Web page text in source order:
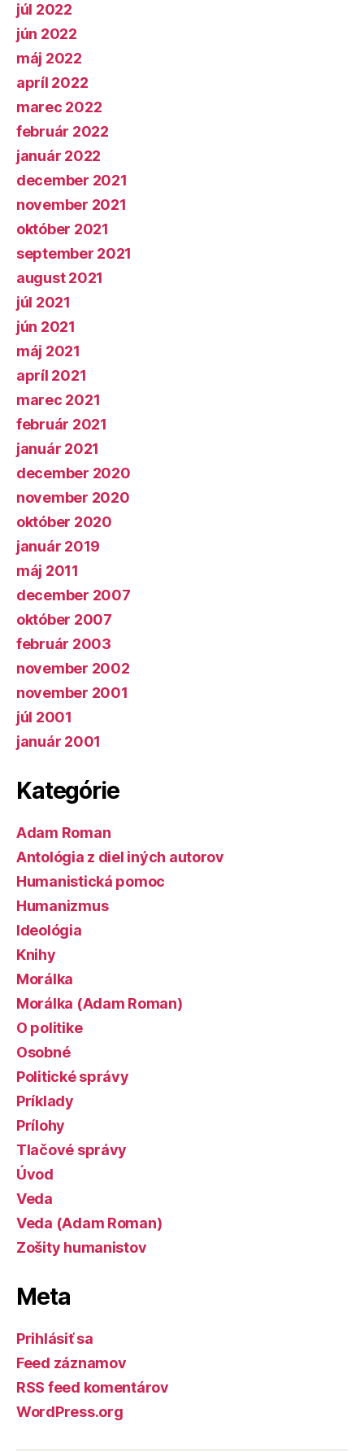
júl 2022
jún 2022
máj 2022
apríl 2022
marec 2022
február 2022
január 2022
december 2021
november 2021
október 2021
september 2021
august 2021
júl 2021
jún 2021
máj 2021
apríl 2021
marec 2021
február 2021
január 2021
december 2020
november 2020
október 2020
január 2019
máj 2011
december 2007
október 2007
február 2003
november 2002
november 2001
júl 2001
január 2001
Kategórie
Adam Roman
Antológia z diel iných autorov
Humanistická pomoc
Humanizmus
Ideológia
Knihy
Morálka
Morálka (Adam Roman)
O politike
Osobné
Politické správy
Príklady
Prílohy
Tlačové správy
Úvod
Veda
Veda (Adam Roman)
Zošity humanistov
Meta
Prihlásiť sa
Feed záznamov
RSS feed komentárov
WordPress.org